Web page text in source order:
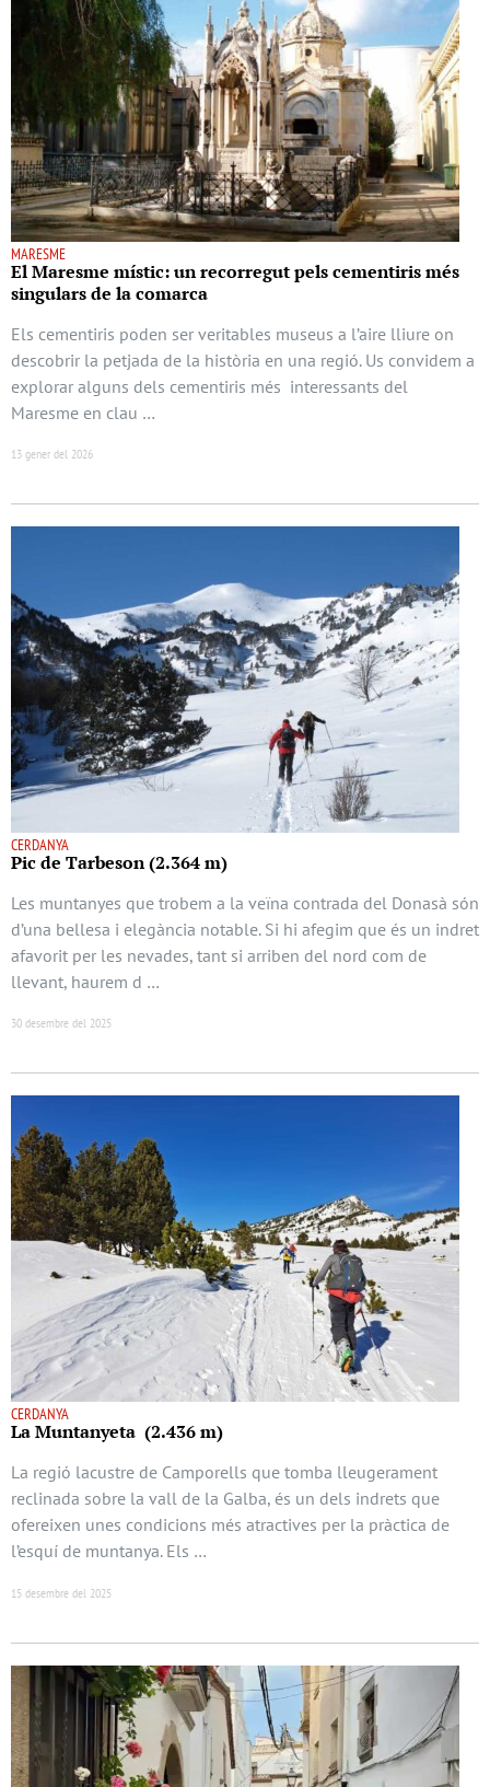
MARESME
El Maresme místic: un recorregut pels cementiris més
singulars de la comarca
Els cementiris poden ser veritables museus a l’aire lliure on
descobrir la petjada de la història en una regió. Us convidem a
explorar alguns dels cementiris més interessants del
Maresme en clau …
13 gener del 2026
CERDANYA
Pic de Tarbeson (2.364 m)
Les muntanyes que trobem a la veïna contrada del Donasà són
d’una bellesa i elegància notable. Si hi afegim que és un indret
afavorit per les nevades, tant si arriben del nord com de
llevant, haurem d …
30 desembre del 2025
CERDANYA
La Muntanyeta (2.436 m)
La regió lacustre de Camporells que tomba lleugerament
reclinada sobre la vall de la Galba, és un dels indrets que
ofereixen unes condicions més atractives per la pràctica de
l’esquí de muntanya. Els …
15 desembre del 2025